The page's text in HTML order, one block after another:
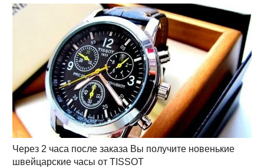
Через 2 часа после заказа Вы получите новенькие
швейцарские часы от TISSOT